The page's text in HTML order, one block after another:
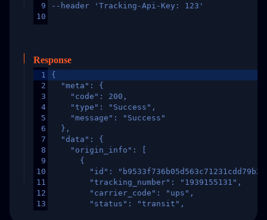
9
10
--header 'Tracking-Api-Key: 123'
Response
1
2
3
4
5
6
7
8
9
10
11
12
13
{
  "meta": {
    "code": 200,
    "type": "Success",
    "message": "Success"
  },
  "data": {
    "origin_info": [
      {
"id":
        "tracking_number": "1939155131",
        "carrier_code": "ups",
        "status": "transit",